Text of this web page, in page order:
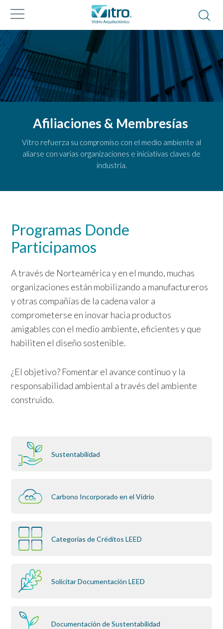
Afiliaciones & Membresías
Vitro refuerza su compromiso con el medio ambiente al
aliarse con varias organizaciones e iniciativas claves de
industria.
Programas Donde
Participamos
A través de Norteamérica y en el mundo, muchas
organizaciones están mobilizando a manufactureros
y otras compañías de la cadena valor a
comprometerse en inovar hacia productos
amigables con el medio ambiente, eficientes y que
habiliten el diseño sostenible.
¿El objetivo? Fomentar el avance continuo y la
responsabilidad ambiental a través del ambiente
construido.
Sustentabilidad
Carbono Incorporado en el Vidrio
Categorías de Créditos LEED
Solicitar Documentación LEED
Documentación de Sustentabilidad